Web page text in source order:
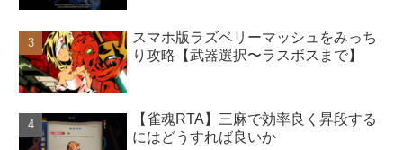
スマホ版ラズベリーマッシュをみっち
り攻略【武器選択〜ラスボスまで】
【雀魂RTA】三麻で効率良く昇段する
にはどうすれば良いか